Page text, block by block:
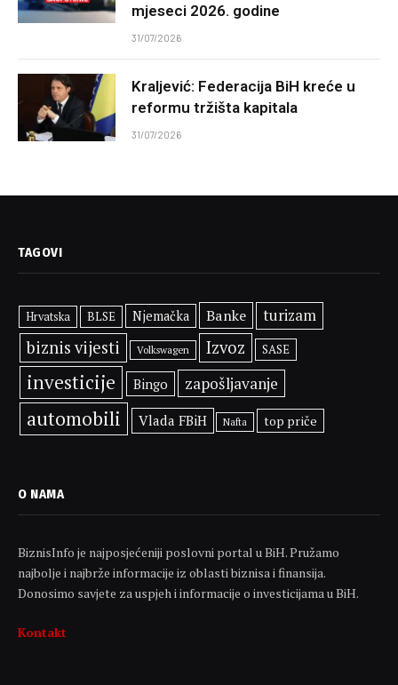
mjeseci 2026. godine
31/07/2026
Kraljević: Federacija BiH kreće u
reformu tržišta kapitala
31/07/2026
TAGOVI
Hrvatska BLSE Njemačka Banke turizam
biznis vijesti Volkswagen Izvoz SASE
investicije Bingo zapošljavanje
automobili Vlada FBiH Nafta top priče
O NAMA
BiznisInfo je najposjećeniji poslovni portal u BiH. Pružamo
najbolje i najbrže informacije iz oblasti biznisa i finansija.
Donosimo savjete za uspjeh i informacije o investicijama u BiH.
Kontakt